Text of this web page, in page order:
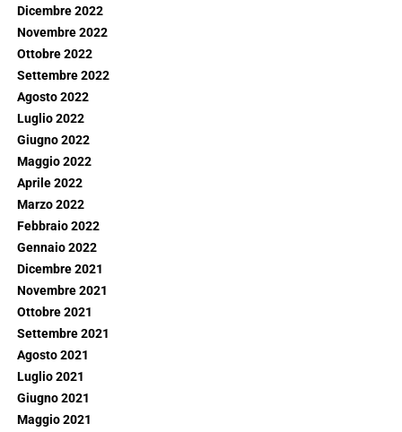
Dicembre 2022
Novembre 2022
Ottobre 2022
Settembre 2022
Agosto 2022
Luglio 2022
Giugno 2022
Maggio 2022
Aprile 2022
Marzo 2022
Febbraio 2022
Gennaio 2022
Dicembre 2021
Novembre 2021
Ottobre 2021
Settembre 2021
Agosto 2021
Luglio 2021
Giugno 2021
Maggio 2021